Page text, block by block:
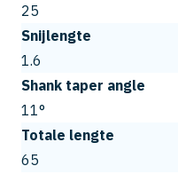
25
Snijlengte
1.6
Shank taper angle
11°
Totale lengte
65